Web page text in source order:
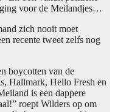
voor de Meilandjes…
zich nooit moet
recente tweet zelfs nog
boycotten van de
Hallmark, Hello Fresh en
is een dappere
roept Wilders op om